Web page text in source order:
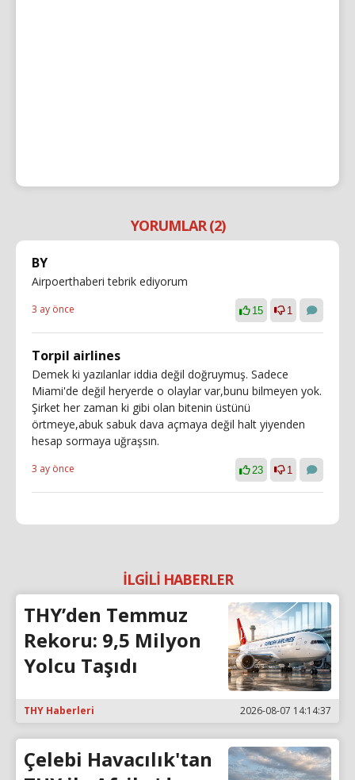
YORUMLAR (2)
BY
Airpoerthaberi tebrik ediyorum
3 ay önce 15 1
Torpil airlines
Demek ki yazılanlar iddia değil doğruymuş. Sadece
Miami'de değil heryerde o olaylar var,bunu bilmeyen yok.
Şirket her zaman ki gibi olan bitenin üstünü
örtmeye,abuk sabuk dava açmaya değil halt yiyenden
hesap sormaya uğraşsın.
3 ay önce 23 1
İLGİLİ HABERLER
THY’den Temmuz
Rekoru: 9,5 Milyon
Yolcu Taşıdı
THY Haberleri 2026-08-07 14:14:37
Çelebi Havacılık'tan